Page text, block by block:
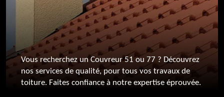
Vous recherchez unCouvreur 51 ou 77 ? Découvrez
nos services de qualité, pour tous vos travaux de
toiture. Faites confiance à notre expertise éprouvée.